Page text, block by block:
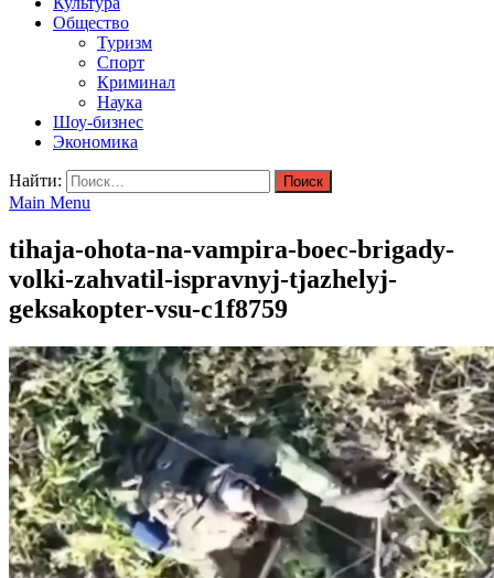
Общество
Туризм
Спорт
Криминал
Наука
Шоу-бизнес
Экономика
Найти:
Main Menu
tihaja-ohota-na-vampira-boec-brigady-
volki-zahvatil-ispravnyj-tjazhelyj-
geksakopter-vsu-c1f8759